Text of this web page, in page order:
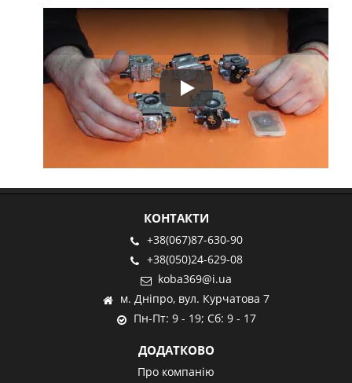
Play
КОНТАКТИ
+38(067)87-630-90
+38(050)24-629-08
koba369@i.ua
м. Дніпро, вул. Курчатова 7
Пн-Пт: 9 - 19; Сб: 9 - 17
ДОДАТКОВО
Про компанію